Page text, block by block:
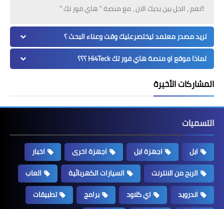
!!نعم , الحل بين يديك الان ، مع منصة " هاي فور تك "
تريد مصدر معتمد ليختصرعليك وقت وعناء البحث ؟
لماذا موقع او منصة هاي فور تك Hi4Teck ؟؟؟
المشاركات الأخيرة
التسميات
ابل اجهزة ابل اجهزة اخرى
اخبار
الربح من الانترنت
السيارات الكهربائية
العاب
اندرويد
اي كلاود برامج
تطبيقات